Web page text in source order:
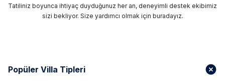
Tatiliniz boyunca ihtiyaç duyduğunuz her an, deneyimli destek ekibimiz
sizi bekliyor. Size yardımcı olmak için buradayız.
Popüler Villa Tipleri